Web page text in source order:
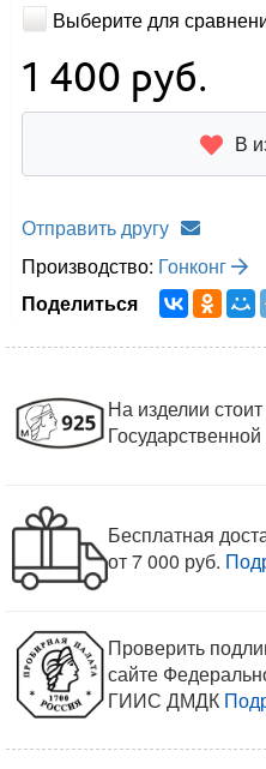
Выберите для
1 400 руб.
В
Отправить другу
Производство: Гонконг
Поделиться
На изделии
Бесплатная
от 7 000 руб.
Проверить
сайте
ГИИС ДМДК